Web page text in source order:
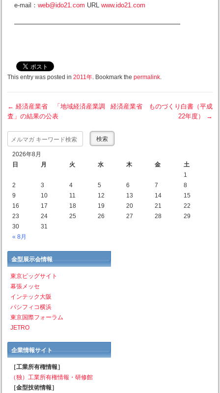
e-mail： web@ido21.com URL www.ido21.com
━━━━━━━━━━━━━━━━━━━━━━━━━━
This entry was posted in 2011年. Bookmark the permalink.
Post navigation
← 経済産業省 「地域経済産業調
査」の結果の公表
経済産業省 ものづくり白書（平成
22年度）
→
2026年8月
日
月 火 水 木 金 土
« 8月
1
2
3 4 5 6 7
8
9
10 11 12 13 14
15
16
17 18 19 20 21
22
23
24 25 26 27 28
29
30
31
金型展示会情報
東京ビッグサイト
幕張メッセ
インテック大阪
パシフィコ横浜
東京国際フォーラム
JETRO
企業情報サイト
［工業所有権情報］
（独）工業所有権情報・研修館
［金型技術情報］